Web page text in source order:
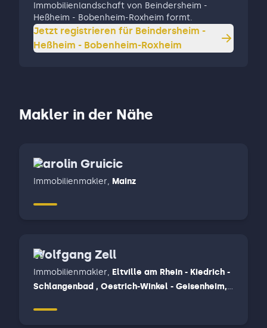
Immobilienlandschaft von Beindersheim -
Heßheim - Bobenheim-Roxheim formt.
Jetzt registrieren für Beindersheim -
Heßheim - Bobenheim-Roxheim
Makler in der Nähe
Carolin Gruicic
Immobilienmakler, Mainz
Wolfgang Zell
Immobilienmakler, Eltville am Rhein - Kiedrich -
Schlangenbad , Oestrich-Winkel - Geisenheim,